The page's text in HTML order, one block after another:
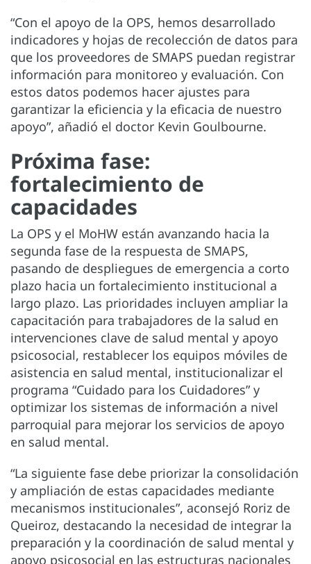
“Con el apoyo de la OPS, hemos desarrollado
indicadores y hojas de recolección de datos para
que los proveedores de SMAPS puedan registrar
información para monitoreo y evaluación. Con
estos datos podemos hacer ajustes para
garantizar la eficiencia y la eficacia de nuestro
apoyo”, añadió el doctor Kevin Goulbourne.
Próxima fase:
fortalecimiento de
capacidades
La OPS y el MoHW están avanzando hacia la
segunda fase de la respuesta de SMAPS,
pasando de despliegues de emergencia a corto
plazo hacia un fortalecimiento institucional a
largo plazo. Las prioridades incluyen ampliar la
capacitación para trabajadores de la salud en
intervenciones clave de salud mental y apoyo
psicosocial, restablecer los equipos móviles de
asistencia en salud mental, institucionalizar el
programa “Cuidado para los Cuidadores” y
optimizar los sistemas de información a nivel
parroquial para mejorar los servicios de apoyo
en salud mental.
“La siguiente fase debe priorizar la consolidación
y ampliación de estas capacidades mediante
mecanismos institucionales”, aconsejó Roriz de
Queiroz, destacando la necesidad de integrar la
preparación y la coordinación de salud mental y
apoyo psicosocial en las estructuras nacionales